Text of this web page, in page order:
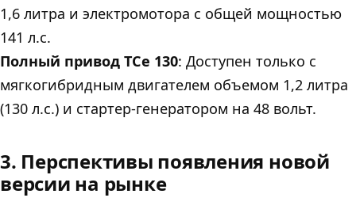
1,6 литра и электромотора с общей мощностью
141 л.с.
Полный привод TCe 130: Доступен только с
мягкогибридным двигателем объемом 1,2 литра
(130 л.с.) и стартер-генератором на 48 вольт.
3. Перспективы появления новой
версии на рынке